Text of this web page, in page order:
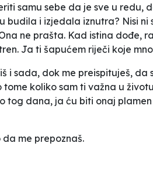
samu sebe da je sve u redu,
i izjedala iznutra? Nisi ni
ne prašta. Kad istina dođe,
Ja ti šapućem riječi koje
sada, dok me preispituješ, da
koliko sam ti važna u
tog dana, ja ću biti onaj
me prepoznaš.